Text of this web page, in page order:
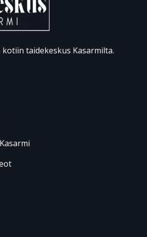
taidekeskus Kasarmilta.